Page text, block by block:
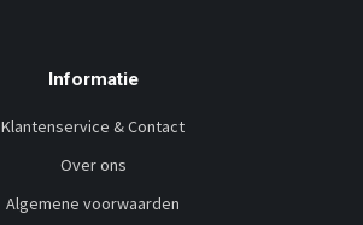
Informatie
Klantenservice & Contact
Over ons
Algemene voorwaarden